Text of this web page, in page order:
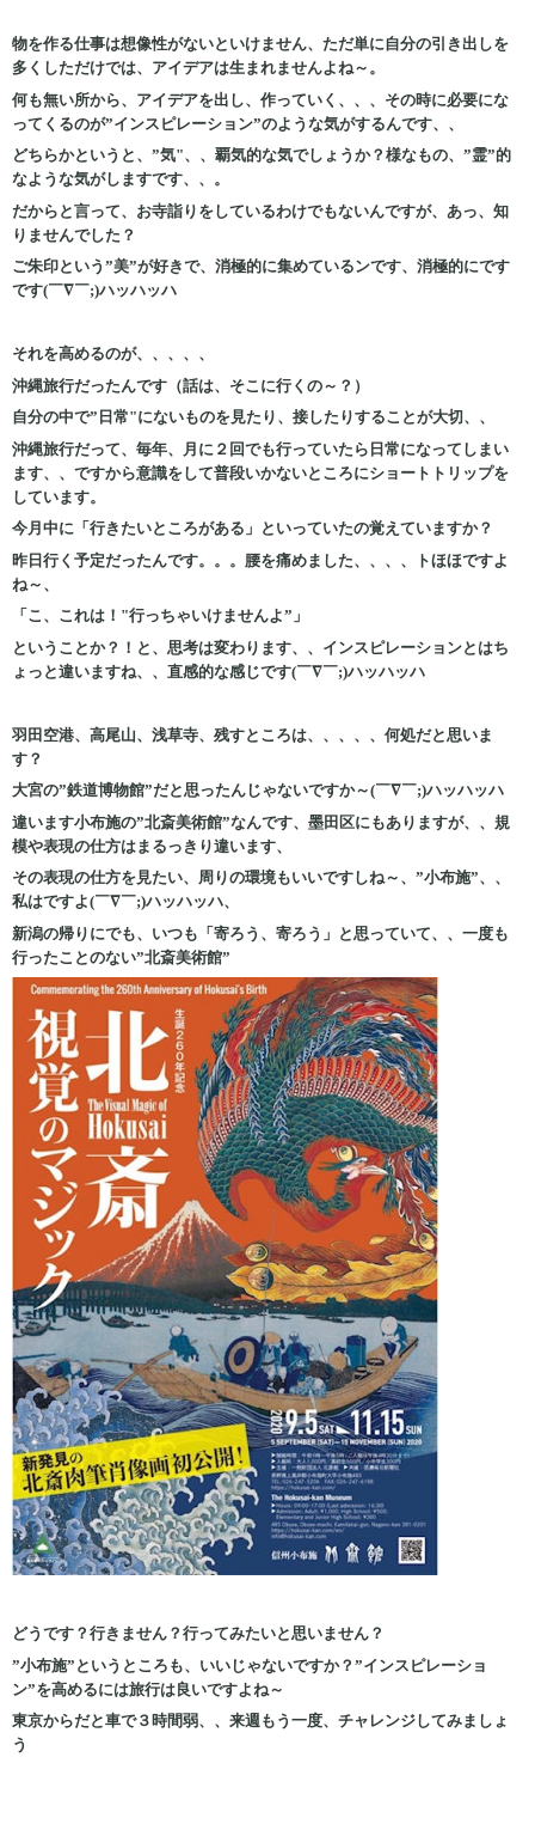
物を作る仕事は想像性がないといけません、ただ単に自分の引き出しを
多くしただけでは、アイデアは生まれませんよね～。
何も無い所から、アイデアを出し、作っていく、、、その時に必要にな
ってくるのが”インスピレーション”のような気がするんです、、
どちらかというと、”気"、、覇気的な気でしょうか？様なもの、”霊”的
なような気がしますです、、。
だからと言って、お寺詣りをしているわけでもないんですが、あっ、知
りませんでした？
ご朱印という”美”が好きで、消極的に集めているンです、消極的にです
です(￣∇￣;)ハッハッハ
それを高めるのが、、、、、
沖縄旅行だったんです（話は、そこに行くの～？）
自分の中で”日常"にないものを見たり、接したりすることが大切、、
沖縄旅行だって、毎年、月に２回でも行っていたら日常になってしまい
ます、、ですから意識をして普段いかないところにショートトリップを
しています。
今月中に「行きたいところがある」といっていたの覚えていますか？
昨日行く予定だったんです。。。腰を痛めました、、、、トほほですよ
ね～、
「こ、これは！"行っちゃいけませんよ”」
ということか？！と、思考は変わります、、インスピレーションとはち
ょっと違いますね、、直感的な感じです(￣∇￣;)ハッハッハ
羽田空港、高尾山、浅草寺、残すところは、、、、、何処だと思いま
す？
大宮の”鉄道博物館”だと思ったんじゃないですか～(￣∇￣;)ハッハッハ
違います小布施の”北斎美術館”なんです、墨田区にもありますが、、規
模や表現の仕方はまるっきり違います、
その表現の仕方を見たい、周りの環境もいいですしね～、”小布施”、、
私はですよ(￣∇￣;)ハッハッハ、
新潟の帰りにでも、いつも「寄ろう、寄ろう」と思っていて、、一度も
行ったことのない”北斎美術館”
どうです？行きません？行ってみたいと思いません？
”小布施”というところも、いいじゃないですか？”インスピレーショ
ン”を高めるには旅行は良いですよね～
東京からだと車で３時間弱、、来週もう一度、チャレンジしてみましょ
う